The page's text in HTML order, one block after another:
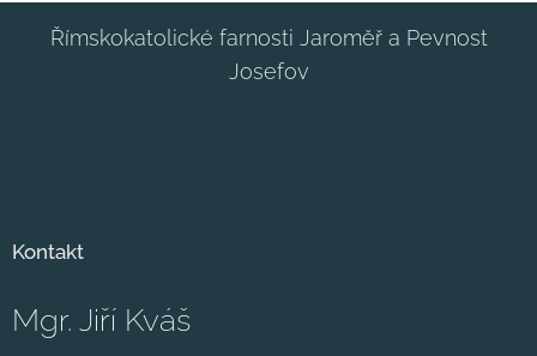
Římskokatolické farnosti Jaroměř a Pevnost
Josefov
Kontakt
Mgr. Jiří Kváš